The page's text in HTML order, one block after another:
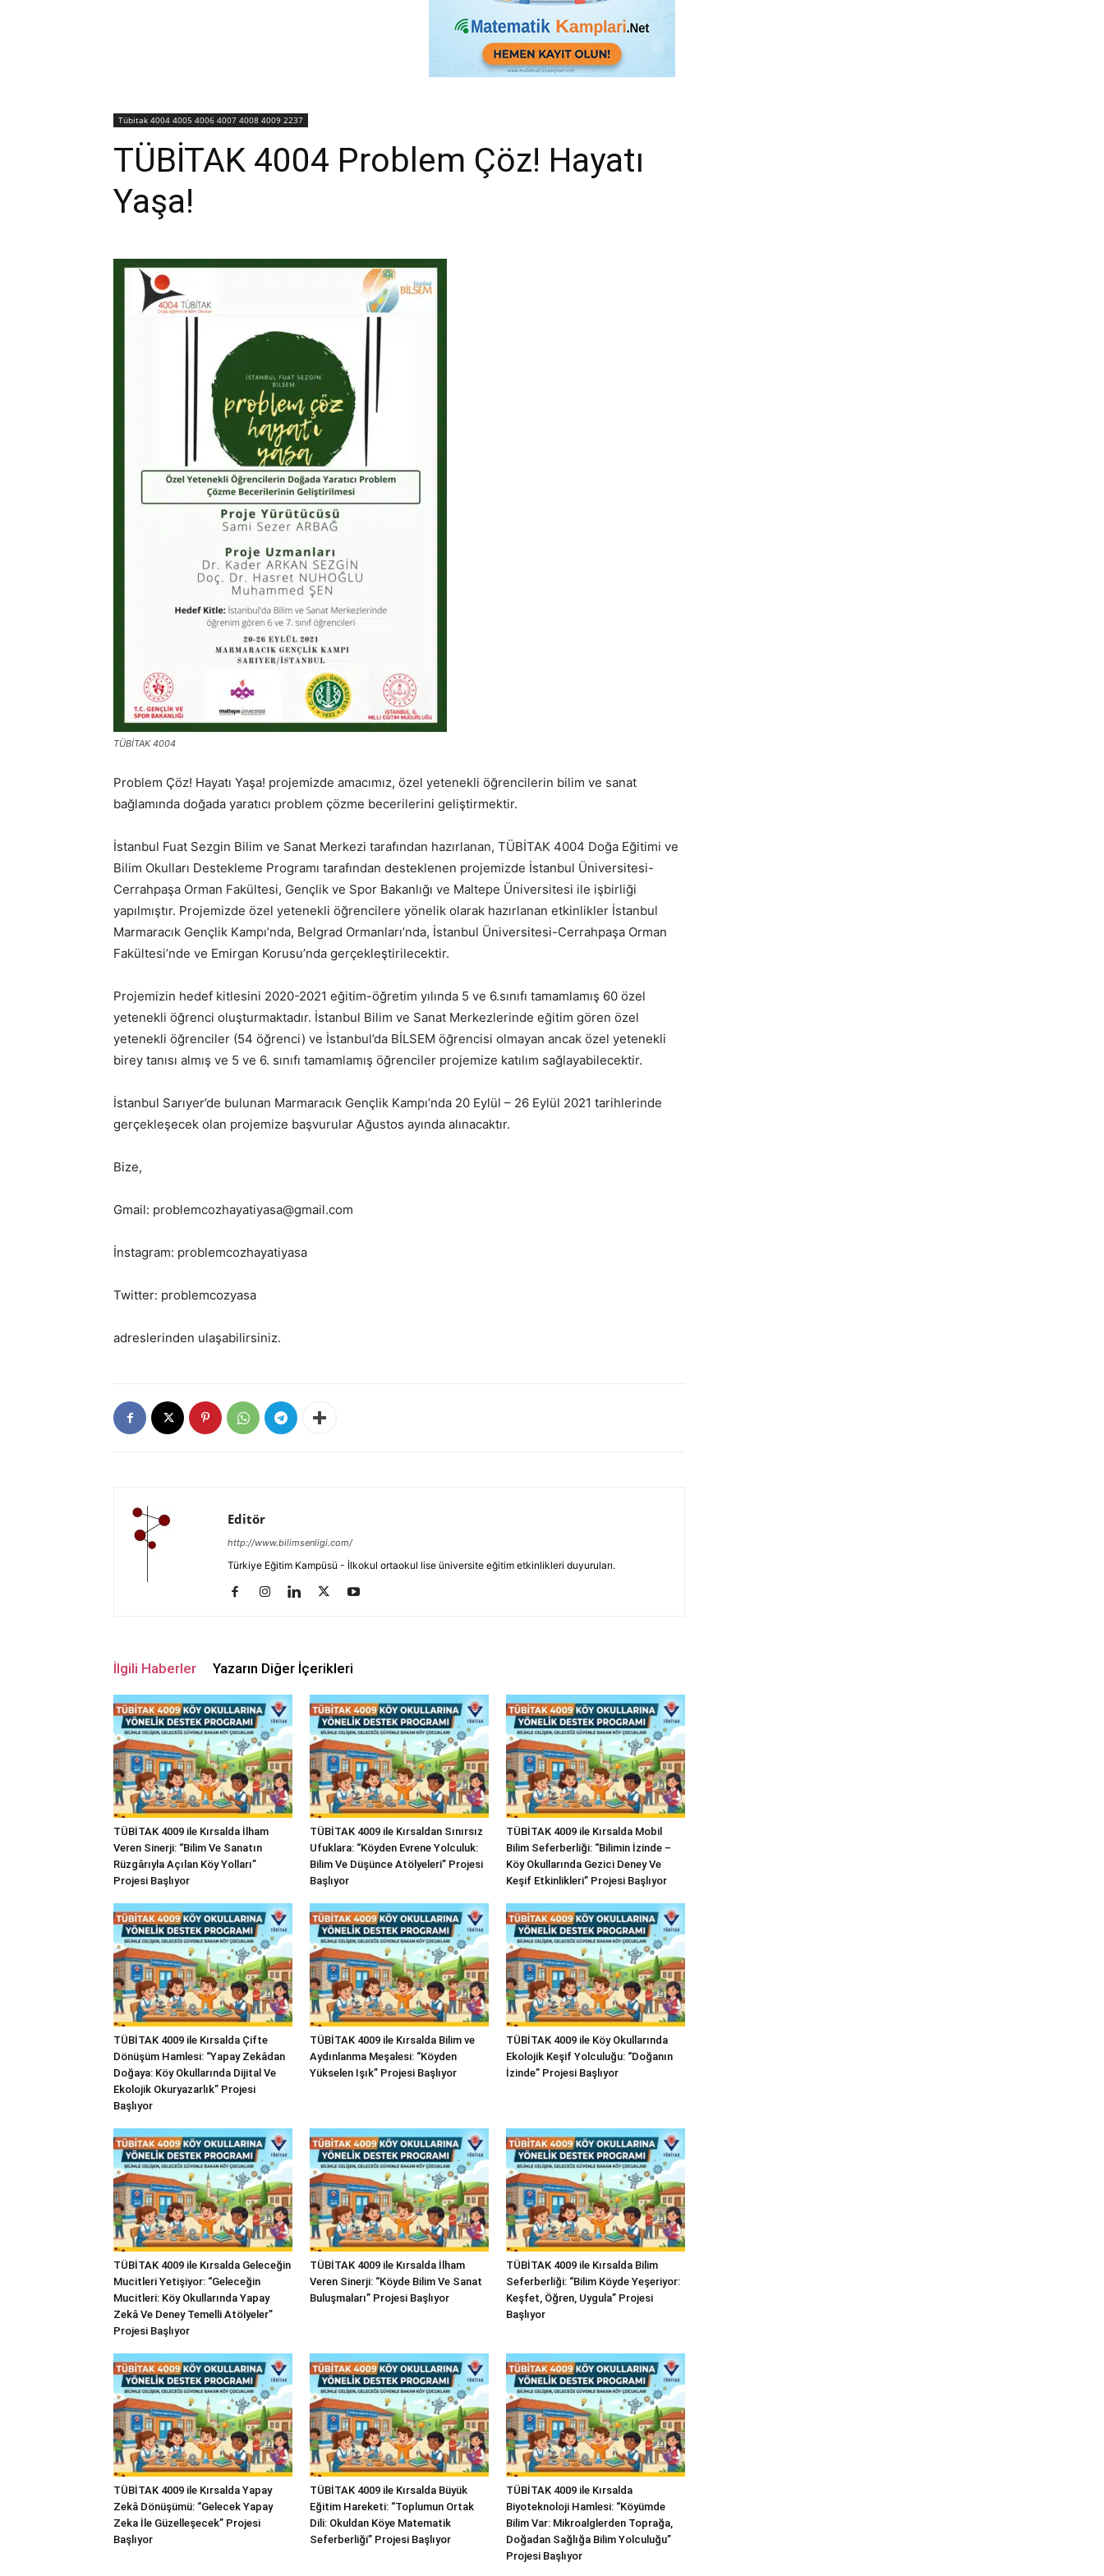
Tübitak 4004 4005 4006 4007 4008 4009 2237
TÜBİTAK 4004 Problem Çöz! Hayatı
Yaşa!
TÜBİTAK 4004
Problem Çöz! Hayatı Yaşa! projemizde amacımız, özel yetenekli öğrencilerin bilim ve sanat
bağlamında doğada yaratıcı problem çözme becerilerini geliştirmektir.
İstanbul Fuat Sezgin Bilim ve Sanat Merkezi tarafından hazırlanan, TÜBİTAK 4004 Doğa Eğitimi ve
Bilim Okulları Destekleme Programı tarafından desteklenen projemizde İstanbul Üniversitesi-
Cerrahpaşa Orman Fakültesi, Gençlik ve Spor Bakanlığı ve Maltepe Üniversitesi ile işbirliği
yapılmıştır. Projemizde özel yetenekli öğrencilere yönelik olarak hazırlanan etkinlikler İstanbul
Marmaracık Gençlik Kampı’nda, Belgrad Ormanları’nda, İstanbul Üniversitesi-Cerrahpaşa Orman
Fakültesi’nde ve Emirgan Korusu’nda gerçekleştirilecektir.
Projemizin hedef kitlesini 2020-2021 eğitim-öğretim yılında 5 ve 6.sınıfı tamamlamış 60 özel
yetenekli öğrenci oluşturmaktadır. İstanbul Bilim ve Sanat Merkezlerinde eğitim gören özel
yetenekli öğrenciler (54 öğrenci) ve İstanbul’da BİLSEM öğrencisi olmayan ancak özel yetenekli
birey tanısı almış ve 5 ve 6. sınıfı tamamlamış öğrenciler projemize katılım sağlayabilecektir.
İstanbul Sarıyer’de bulunan Marmaracık Gençlik Kampı’nda 20 Eylül – 26 Eylül 2021 tarihlerinde
gerçekleşecek olan projemize başvurular Ağustos ayında alınacaktır.
Bize,
Gmail: problemcozhayatiyasa@gmail.com
İnstagram: problemcozhayatiyasa
Twitter: problemcozyasa
adreslerinden ulaşabilirsiniz.
Editör
http://www.bilimsenligi.com/
Türkiye Eğitim Kampüsü - İlkokul ortaokul lise üniversite eğitim etkinlikleri duyuruları.
İlgili Haberler Yazarın Diğer İçerikleri
TÜBİTAK 4009 ile Kırsalda İlham
Veren Sinerji: “Bilim Ve Sanatın
Rüzgârıyla Açılan Köy Yolları”
Projesi Başlıyor
TÜBİTAK 4009 ile Kırsaldan Sınırsız
Ufuklara: “Köyden Evrene Yolculuk:
Bilim Ve Düşünce Atölyeleri” Projesi
Başlıyor
TÜBİTAK 4009 ile Kırsalda Mobil
Bilim Seferberliği: “Bilimin İzinde –
Köy Okullarında Gezici Deney Ve
Keşif Etkinlikleri” Projesi Başlıyor
TÜBİTAK 4009 ile Kırsalda Çifte
Dönüşüm Hamlesi: “Yapay Zekâdan
Doğaya: Köy Okullarında Dijital Ve
Ekolojik Okuryazarlık” Projesi
Başlıyor
TÜBİTAK 4009 ile Kırsalda Bilim ve
Aydınlanma Meşalesi: “Köyden
Yükselen Işık” Projesi Başlıyor
TÜBİTAK 4009 ile Köy Okullarında
Ekolojik Keşif Yolculuğu: “Doğanın
İzinde” Projesi Başlıyor
TÜBİTAK 4009 ile Kırsalda Geleceğin
Mucitleri Yetişiyor: “Geleceğin
Mucitleri: Köy Okullarında Yapay
Zekâ Ve Deney Temelli Atölyeler”
Projesi Başlıyor
TÜBİTAK 4009 ile Kırsalda İlham
Veren Sinerji: “Köyde Bilim Ve Sanat
Buluşmaları” Projesi Başlıyor
TÜBİTAK 4009 ile Kırsalda Bilim
Seferberliği: “Bilim Köyde Yeşeriyor:
Keşfet, Öğren, Uygula” Projesi
Başlıyor
TÜBİTAK 4009 ile Kırsalda Yapay
Zekâ Dönüşümü: “Gelecek Yapay
Zeka İle Güzelleşecek” Projesi
Başlıyor
TÜBİTAK 4009 ile Kırsalda Büyük
Eğitim Hareketi: “Toplumun Ortak
Dili: Okuldan Köye Matematik
Seferberliği” Projesi Başlıyor
TÜBİTAK 4009 ile Kırsalda
Biyoteknoloji Hamlesi: “Köyümde
Bilim Var: Mikroalglerden Toprağa,
Doğadan Sağlığa Bilim Yolculuğu”
Projesi Başlıyor